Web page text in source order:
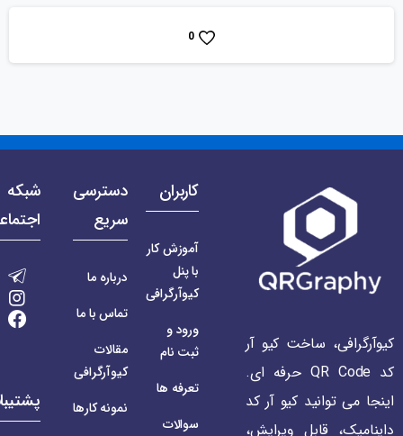
0
کیوآرگرافی، ساخت کیو آر
کد QR Code حرفه ای.
اینجا می توانید کیو آر کد
داینامیک، قابل ویرایش،
کاربران
آموزش کار
با پنل
کیوآرگرافی
ورود و
ثبت نام
تعرفه ها
سوالات
دسترسی
سریع
درباره ما
تماس با ما
مقالات
کیوآرگرافی
نمونه کارها